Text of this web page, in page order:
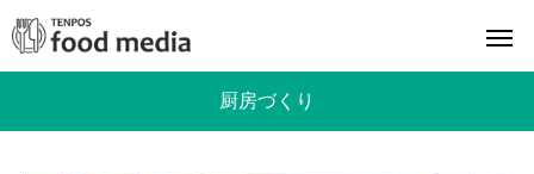
厨房づくり